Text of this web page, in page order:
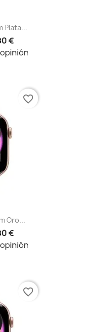
Plata...
€
Oro...
€
favorite_border
favorite_border